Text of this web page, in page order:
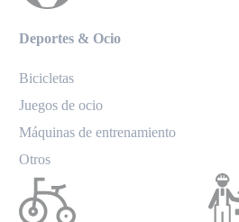
Deportes & Ocio
Bicicletas
Juegos de ocio
Máquinas de entrenamiento
Otros